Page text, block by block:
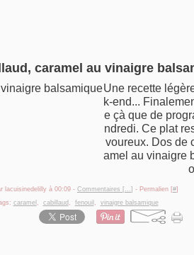
caramel au vinaigre
Une recette
k-end...
e çà que de
ndredi. Ce plat
voureux. Dos de
amel au vinaigre
lacuisinedelilly à 00:09 - Commentaires [ …] - Permalien [#]
caramel , cabillaud , fenouil , vinaigre balsamique